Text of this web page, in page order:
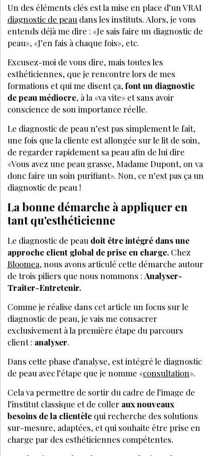
Un des éléments clés est la mise en place d’un VRAI
diagnostic de peau dans les instituts. Alors, je vous
entends déjà me dire : «Je sais faire un diagnostic de
peau», «J’en fais à chaque fois», etc.
Excusez-moi de vous dire, mais toutes les
esthéticiennes, que je rencontre lors de mes
formations et qui me disent ça, font un diagnostic
de peau médiocre, à la «va vite» et sans avoir
conscience de son importance réelle.
Le diagnostic de peau n’est pas simplement le fait,
une fois que la cliente est allongée sur le lit de soin,
de regarder rapidement sa peau afin de lui dire
«Vous avez une peau grasse, Madame Dupont, on va
donc faire un soin purifiant». Non, ce n’est pas ça un
diagnostic de peau !
La bonne démarche à appliquer en
tant qu'esthéticienne
Le diagnostic de peau doit être intégré dans une
approche client global de prise en charge. Chez
Bloomea, nous avons articulé cette démarche autour
de trois piliers que nous nommons : Analyser-
Traiter-Entretenir.
Comme je réalise dans cet article un focus sur le
diagnostic de peau, je vais me consacrer
exclusivement à la première étape du parcours
client : analyser.
Dans cette phase d’analyse, est intégré le diagnostic
de peau avec l’étape que je nomme «consultation».
Cela va permettre de sortir du cadre de l’image de
l’institut classique et de coller aux nouveaux
besoins de la clientèle qui recherche des solutions
sur-mesure, adaptées, et qui souhaite être prise en
charge par des esthéticiennes compétentes.